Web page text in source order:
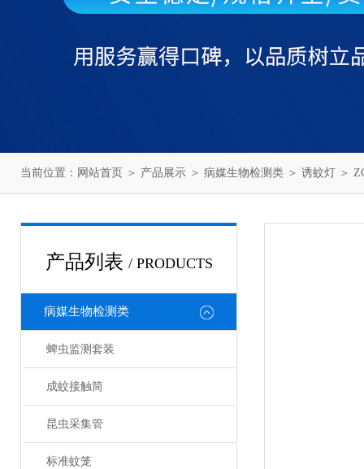
当前位置： 网站首页 ＞ 产品展示 ＞ 病媒生物检测类 ＞ 诱蚊灯 ＞
产品列表 / PRODUCTS
病媒生物检测类
蜱虫监测套装
成蚊接触筒
昆虫采集管
标准蚊笼